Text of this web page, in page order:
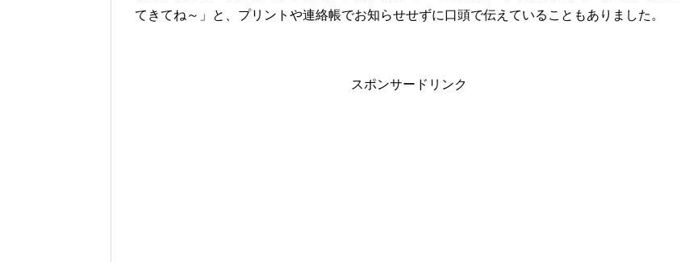
てきてね～」と、プリントや連絡帳でお知らせせずに口頭で伝えていることもありました。
スポンサードリンク